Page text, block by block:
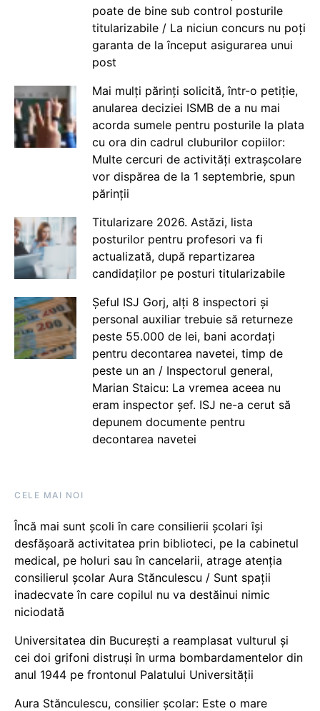
poate de bine sub control posturile
titularizabile / La niciun concurs nu poți
garanta de la început asigurarea unui
post
Mai mulți părinți solicită, într-o petiție,
anularea deciziei ISMB de a nu mai
acorda sumele pentru posturile la plata
cu ora din cadrul cluburilor copiilor:
Multe cercuri de activități extrașcolare
vor dispărea de la 1 septembrie, spun
părinții
Titularizare 2026. Astăzi, lista
posturilor pentru profesori va fi
actualizată, după repartizarea
candidaților pe posturi titularizabile
Șeful ISJ Gorj, alți 8 inspectori și
personal auxiliar trebuie să returneze
peste 55.000 de lei, bani acordați
pentru decontarea navetei, timp de
peste un an / Inspectorul general,
Marian Staicu: La vremea aceea nu
eram inspector șef. ISJ ne-a cerut să
depunem documente pentru
decontarea navetei
CELE MAI NOI
Încă mai sunt școli în care consilierii școlari își
desfășoară activitatea prin biblioteci, pe la cabinetul
medical, pe holuri sau în cancelarii, atrage atenția
consilierul școlar Aura Stănculescu / Sunt spații
inadecvate în care copilul nu va destăinui nimic
niciodată
Universitatea din București a reamplasat vulturul și
cei doi grifoni distruși în urma bombardamentelor din
anul 1944 pe frontonul Palatului Universității
Aura Stănculescu, consilier școlar: Este o mare